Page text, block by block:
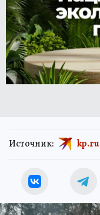
Источник: kp.ru